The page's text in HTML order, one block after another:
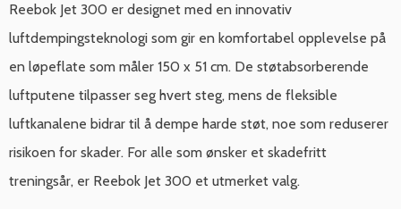
Reebok Jet 300 er designet med en innovativ
luftdempingsteknologi som gir en komfortabel opplevelse på
en løpeflate som måler 150 x 51 cm. De støtabsorberende
luftputene tilpasser seg hvert steg, mens de fleksible
luftkanalene bidrar til å dempe harde støt, noe som reduserer
risikoen for skader. For alle som ønsker et skadefritt
treningsår, er Reebok Jet 300 et utmerket valg.